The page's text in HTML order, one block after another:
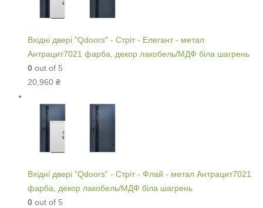
Вхідні двері "Qdoors" - Стріт - Елегант - метал
Антрацит7021 фарба, декор лакобель/МДФ біла шагрень
0 out of 5
20,960 ₴
Вхідні двері "Qdoors" - Стріт - Флай - метал Антрацит7021
фарба, декор лакобель/МДФ біла шагрень
0 out of 5